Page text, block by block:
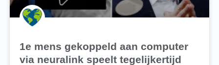
1e mens gekoppeld aan computer
via neuralink speelt tegelijkertijd